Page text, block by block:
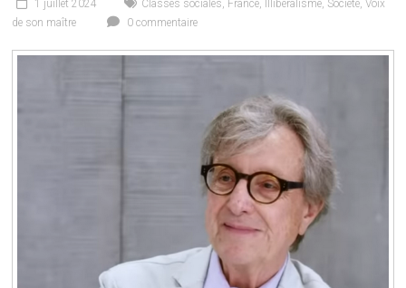
1 juillet 2024 Classes sociales France Illibéralisme Société ,Voix
de son maître
0 commentaire